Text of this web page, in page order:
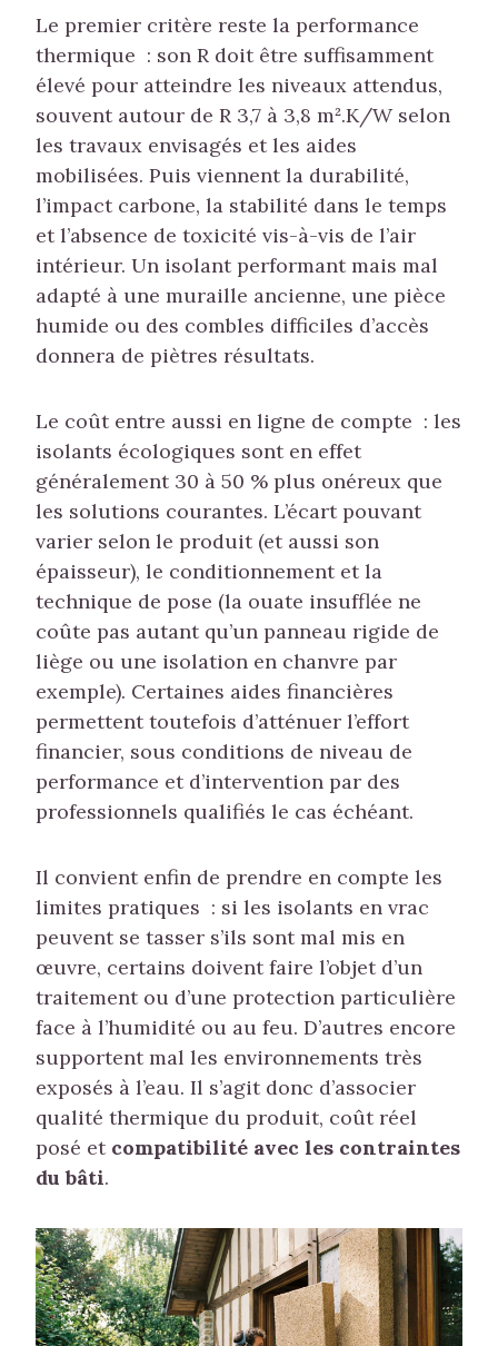
Le premier critère reste la performance
thermique : son R doit être suffisamment
élevé pour atteindre les niveaux attendus,
souvent autour de R 3,7 à 3,8 m².K/W selon
les travaux envisagés et les aides
mobilisées. Puis viennent la durabilité,
l’impact carbone, la stabilité dans le temps
et l’absence de toxicité vis-à-vis de l’air
intérieur. Un isolant performant mais mal
adapté à une muraille ancienne, une pièce
humide ou des combles difficiles d’accès
donnera de piètres résultats.
Le coût entre aussi en ligne de compte : les
isolants écologiques sont en effet
généralement 30 à 50 % plus onéreux que
les solutions courantes. L’écart pouvant
varier selon le produit (et aussi son
épaisseur), le conditionnement et la
technique de pose (la ouate insufflée ne
coûte pas autant qu’un panneau rigide de
liège ou une isolation en chanvre par
exemple). Certaines aides financières
permettent toutefois d’atténuer l’effort
financier, sous conditions de niveau de
performance et d’intervention par des
professionnels qualifiés le cas échéant.
Il convient enfin de prendre en compte les
limites pratiques : si les isolants en vrac
peuvent se tasser s’ils sont mal mis en
œuvre, certains doivent faire l’objet d’un
traitement ou d’une protection particulière
face à l’humidité ou au feu. D’autres encore
supportent mal les environnements très
exposés à l’eau. Il s’agit donc d’associer
qualité thermique du produit, coût réel
posé et compatibilité avec les contraintes
du bâti.